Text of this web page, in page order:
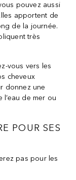
pouvez aussi
apportent de
de la journée.
très
vous vers les
cheveux
donnez une
de mer ou
POUR SES
pas pour les